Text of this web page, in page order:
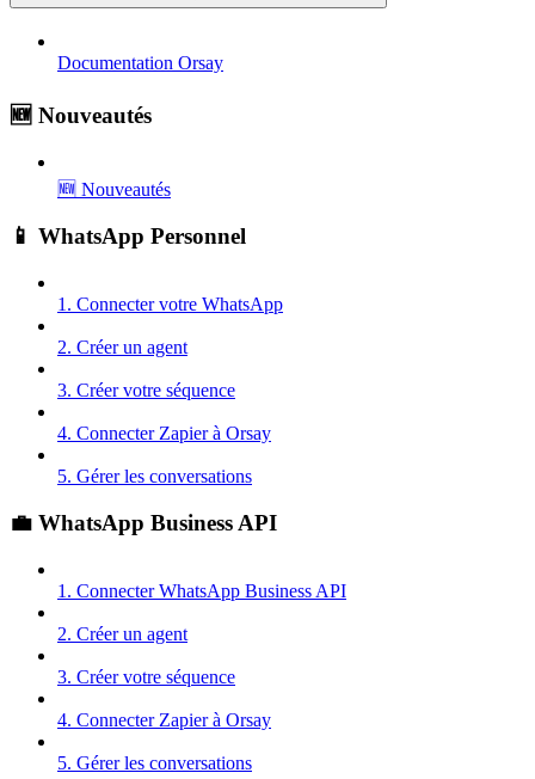
Documentation Orsay
🆕 Nouveautés
🆕 Nouveautés
📱 WhatsApp Personnel
1. Connecter votre WhatsApp
2. Créer un agent
3. Créer votre séquence
4. Connecter Zapier à Orsay
5. Gérer les conversations
💼 WhatsApp Business API
1. Connecter WhatsApp Business API
2. Créer un agent
3. Créer votre séquence
4. Connecter Zapier à Orsay
5. Gérer les conversations